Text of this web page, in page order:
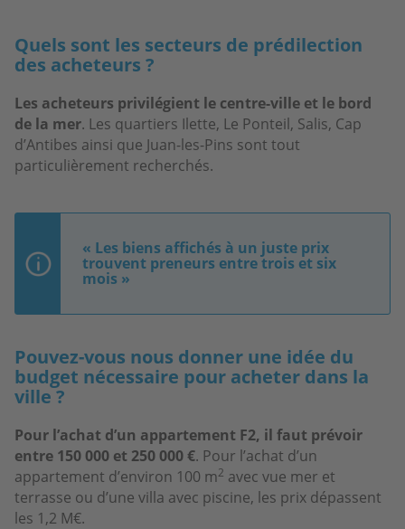
Quels sont les secteurs de prédilection
des acheteurs ?
Les acheteurs privilégient le centre-ville et le bord
de la mer. Les quartiers Ilette, Le Ponteil, Salis, Cap
d’Antibes ainsi que Juan-les-Pins sont tout
particulièrement recherchés.
« Les biens affichés à un juste prix
trouvent preneurs entre trois et six
mois »
Pouvez-vous nous donner une idée du
budget nécessaire pour acheter dans la
ville ?
Pour l’achat d’un appartement F2, il faut prévoir
entre 150 000 et 250 000 €. Pour l’achat d’un
appartement d’environ 100 m2 avec vue mer et
terrasse ou d’une villa avec piscine, les prix dépassent
les 1,2 M€.